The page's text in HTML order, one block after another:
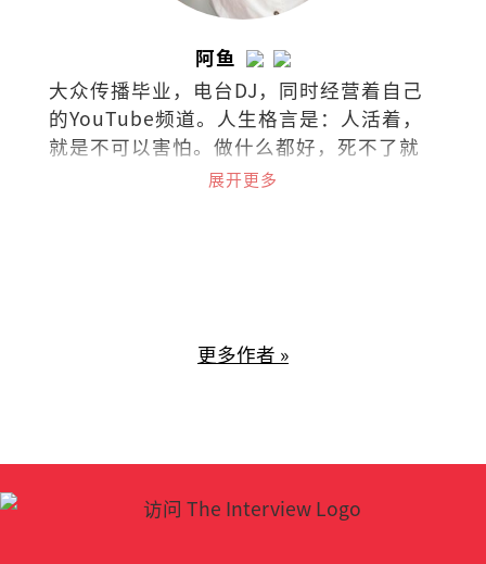
阿鱼
大众传播毕业，电台DJ，同时经营着自己
的YouTube频道。人生格言是：人活着，
就是不可以害怕。做什么都好，死不了就
展开更多
更多作者 »